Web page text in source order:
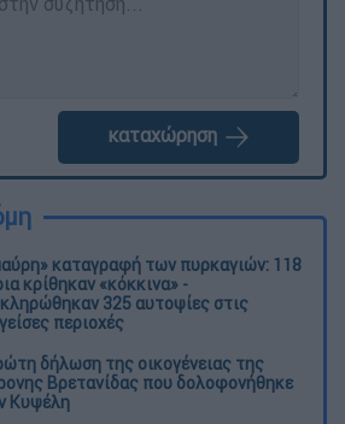
καταχώρηση
καταγραφή των πυρκαγιών: 118
κρίθηκαν «κόκκινα» -
325 αυτοψίες στις
περιοχές
δήλωση της οικογένειας της
Βρετανίδας που δολοφονήθηκε
Κυψέλη